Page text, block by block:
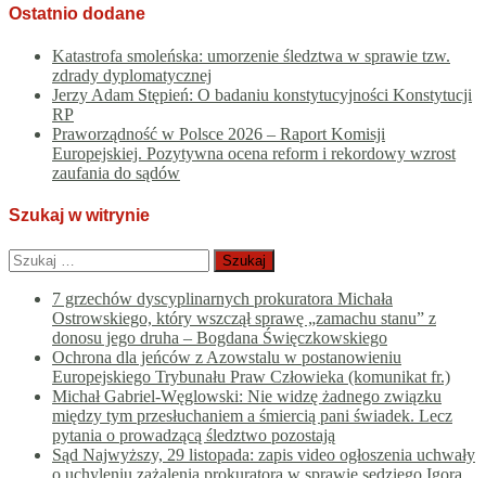
Ostatnio dodane
Katastrofa smoleńska: umorzenie śledztwa w sprawie tzw.
zdrady dyplomatycznej
Jerzy Adam Stępień: O badaniu konstytucyjności Konstytucji
RP
Praworządność w Polsce 2026 – Raport Komisji
Europejskiej. Pozytywna ocena reform i rekordowy wzrost
zaufania do sądów
Szukaj w witrynie
Szukaj:
7 grzechów dyscyplinarnych prokuratora Michała
Ostrowskiego, który wszczął sprawę „zamachu stanu” z
donosu jego druha – Bogdana Święczkowskiego
Ochrona dla jeńców z Azowstalu w postanowieniu
Europejskiego Trybunału Praw Człowieka (komunikat fr.)
Michał Gabriel-Węglowski: Nie widzę żadnego związku
między tym przesłuchaniem a śmiercią pani świadek. Lecz
pytania o prowadzącą śledztwo pozostają
Sąd Najwyższy, 29 listopada: zapis video ogłoszenia uchwały
o uchyleniu zażalenia prokuratora w sprawie sędziego Igora